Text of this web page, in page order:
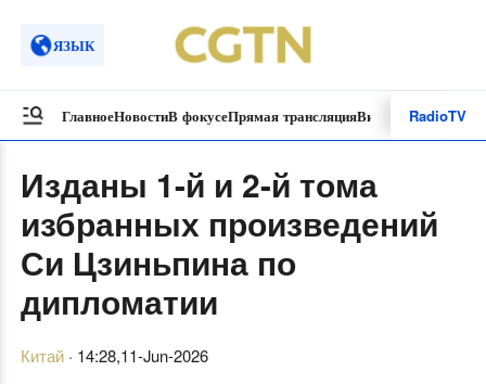
ЯЗЫК
ГлавноеНовостиВ фокусеПрямая трансляцияВидеоролики
RadioTV
Изданы 1-й и 2-й тома
избранных произведений
Си Цзиньпина по
дипломатии
Китай· 14:28,11-Jun-2026